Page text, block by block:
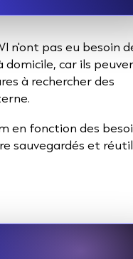
n'ont pas eu besoin
car ils
à rechercher des
en fonction des
sauvegardés et